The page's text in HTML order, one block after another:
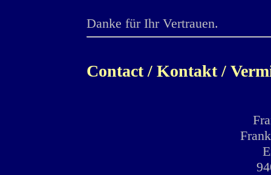
Danke für Ihr Vertrauen.
Contact / Kontakt /